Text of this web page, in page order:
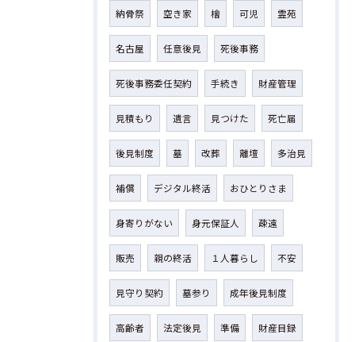
納骨祭 空き家 檜 可児 霊苑
名古屋 任意後見 死後事務
死後事務委任契約 手続き 財産管理
見積もり 遺言 見つけた 死亡届
後見制度 墓 改葬 離壇 多治見
補償 デジタル終活 おひとりさま
身寄りがない 身元保証人 疎遠
販売 親の終活 １人暮らし 不安
見守り契約 墓参り 成年後見制度
高齢者 法定後見 準備 財産目録